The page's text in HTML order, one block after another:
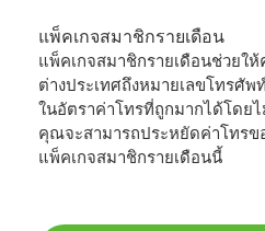
แพ็คเกจสมาชิกรายเดือน
แพ็คเกจสมาชิกรายเดือนช่วยใ
ต่างประเทศถึงหมายเลขโทรศั
ในอัตราค่าโทรที่ถูกมากได้โดย
คุณจะสามารถประหยัดค่าโทร
แพ็คเกจสมาชิกรายเดือนนี้